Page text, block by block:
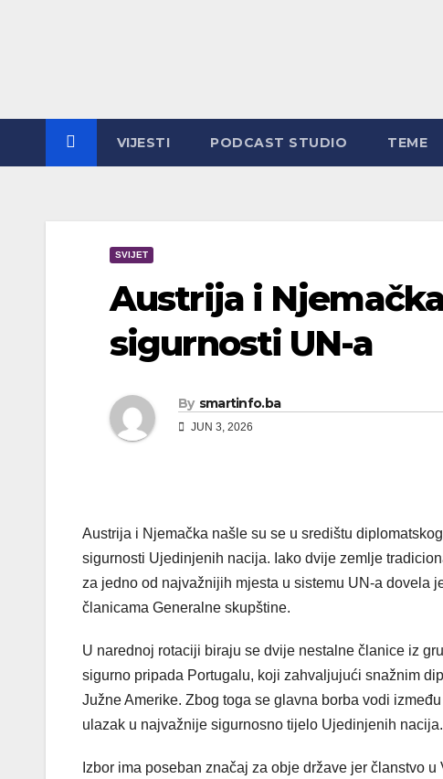
VIJESTI PODCAST STUDIO TEME
SVIJET
Austrija i
sigurnosti UN-a
By smartinfo.ba
JUN 3, 2026
Austrija i Njemačka našle su se u središtu
sigurnosti Ujedinjenih nacija. Iako dvije zemlje
za jedno od najvažnijih mjesta u sistemu UN-a dovela
članicama Generalne skupštine.
U narednoj rotaciji biraju se dvije nestalne članice iz
sigurno pripada Portugalu, koji zahvaljujući snažnim
Južne Amerike. Zbog toga se glavna borba vodi
ulazak u najvažnije sigurnosno tijelo Ujedinjenih nacija.
Izbor ima poseban značaj za obje države jer članstvo